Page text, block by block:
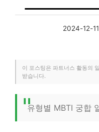
2024-12-11
이 포스팅은 파트너스 활동의
받습니다.
유형별 MBTI 궁합